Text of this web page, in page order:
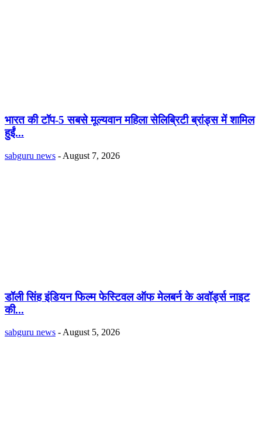
भारत की टॉप-5 सबसे मूल्यवान महिला सेलिब्रिटी ब्रांड्स में शामिल
हुईं...
sabguru news - August 7, 2026
डॉली सिंह इंडियन फिल्म फेस्टिवल ऑफ मेलबर्न के अवॉर्ड्स नाइट
की...
sabguru news - August 5, 2026